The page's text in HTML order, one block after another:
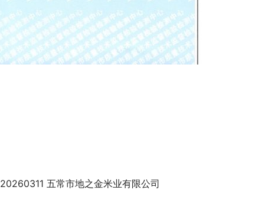
20260311 五常市地之金米业有限公司